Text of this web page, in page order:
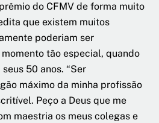
do CFMV de forma muito
que existem muitos
poderiam ser
tão especial, quando
50 anos. “Ser
máximo da minha profissão
Peço a Deus que me
maestria os meus colegas e